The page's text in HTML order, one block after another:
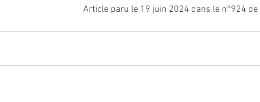
Article paru le 19 juin 2024 dans le n°924 de